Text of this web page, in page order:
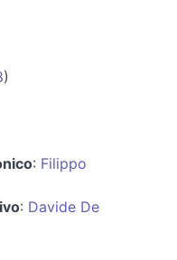
)
: Filippo
: Davide De